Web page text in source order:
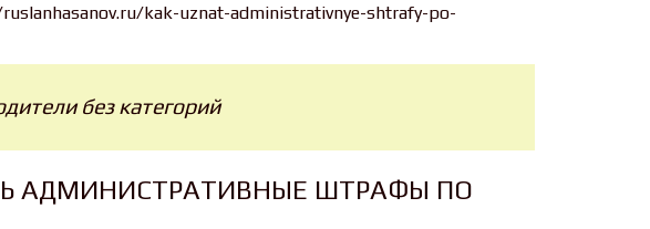
kak-uznat-administrativnye-shtrafy-po-
без категорий
АДМИНИСТРАТИВНЫЕ ШТРАФЫ ПО